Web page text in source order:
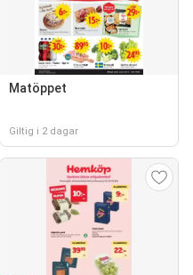
Matöppet
Giltig i 2 dagar